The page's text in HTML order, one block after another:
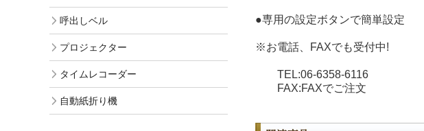
●専用の設定ボタンで簡単設定
※お電話、FAXでも受付中!
TEL:06-6358-6116
FAX:FAXでご注文
呼出しベル
プロジェクター
タイムレコーダー
自動紙折り機